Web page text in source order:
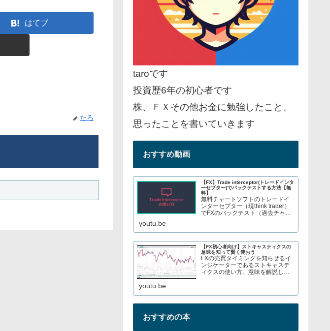
はてブ
たろ
taroです
投資歴6年の初心者です
株、ＦＸその他お金に勉強したこと、
思ったことを書いていきます
おすすめ動画
【FX】Trade interceptor(トレードインタ
ーセプター)でバックテストする方法【無
料】
無料チャートソフトのトレードイ
ンターセプター（現think trader）
でFXのバックテスト（過去チャー
数のCFDトレードについてブログ
で解説してます→ twitter、t...
youtu.be
【FX初心者向け】ストキャスティクスの
意味を知って賢く使おう
FXの売買タイミングを知らせるイ
ンジケーターであるストキャステ
ィクスの使い方、意味を解説して
youtu.be
おすすめの本